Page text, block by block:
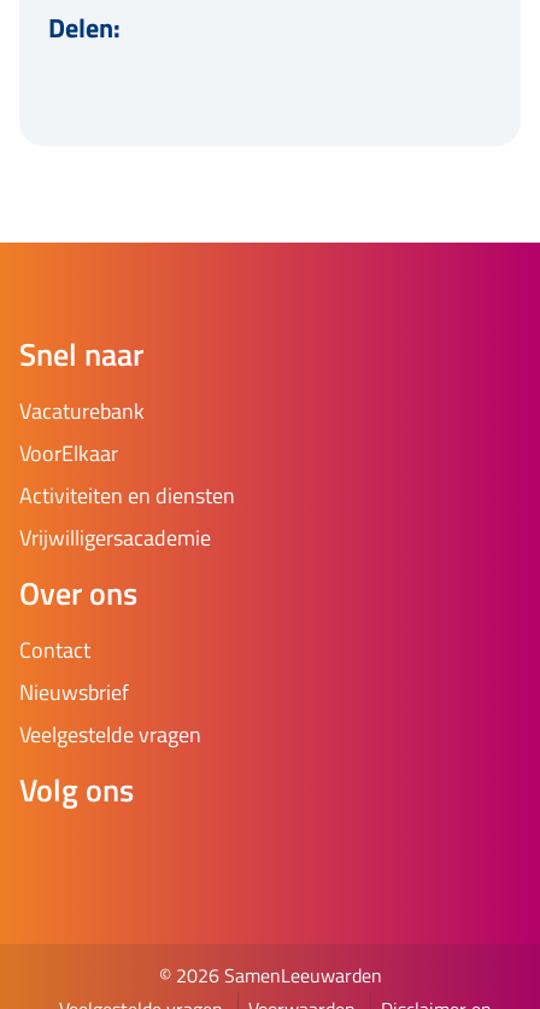
Delen:
Snel naar
Vacaturebank
VoorElkaar
Activiteiten en diensten
Vrijwilligersacademie
Over ons
Contact
Nieuwsbrief
Veelgestelde vragen
Volg ons
© 2026 SamenLeeuwarden